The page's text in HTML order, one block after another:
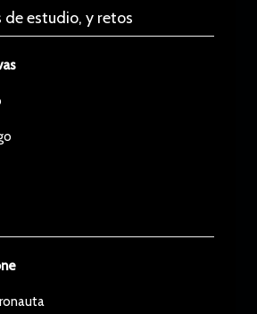
de estudio, y retos